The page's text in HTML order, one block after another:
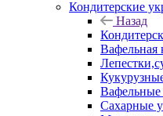
Кондитерские
Назад
Вафельная
Сахарные